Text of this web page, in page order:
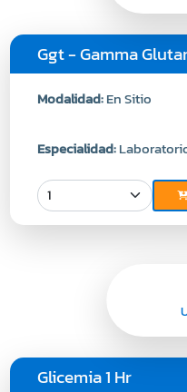
Ggt - Gamma
Modalidad:En Sitio
Especialidad:
Glicemia 1 Hr